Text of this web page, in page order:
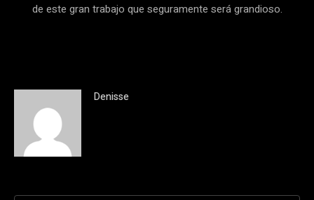
de este gran trabajo que seguramente será grandioso.
Denisse